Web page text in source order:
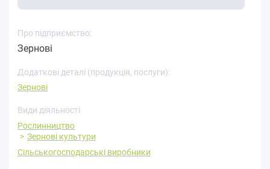
Про підприємство:
Зернові
Додаткові деталі (продукція, послуги):
Зернові
Види діяльності
Рослинництво
Зернові культури
Сільськогосподарські виробники